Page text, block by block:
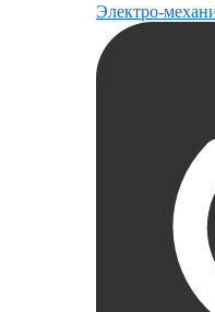
Электро-